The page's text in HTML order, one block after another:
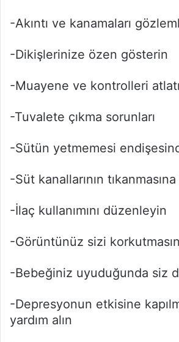
-Akıntı ve kanamaları
-Dikişlerinize özen gösterin
-Muayene ve kontrolleri
-Tuvalete çıkma sorunları
-Sütün yetmemesi
-Süt kanallarının
-İlaç kullanımını düzenleyin
-Görüntünüz sizi korkutmasın
-Bebeğiniz uyuduğunda siz
-Depresyonun etkisine
yardım alın